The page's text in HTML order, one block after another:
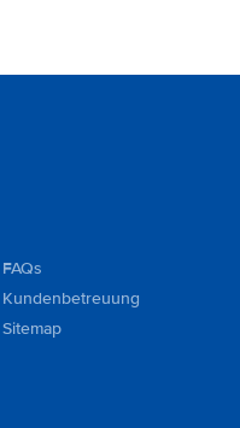
FAQs
Kundenbetreuung
Sitemap